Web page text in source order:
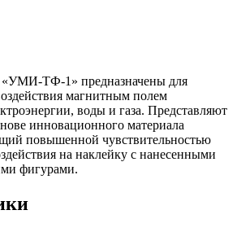
ТФ-1» предназначены для
магнитным полем
воды и газа. Представляют
инновационного материала
повышенной чувствительностью
на наклейку с нанесенными
фигурами.